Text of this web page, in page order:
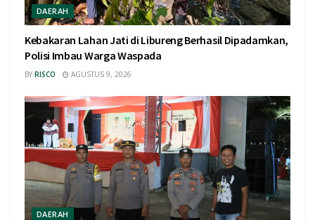
DAERAH
Kebakaran Lahan Jati di Libureng Berhasil Dipadamkan,
Polisi Imbau Warga Waspada
BY RISCO AGUSTUS 9, 2026
DAERAH